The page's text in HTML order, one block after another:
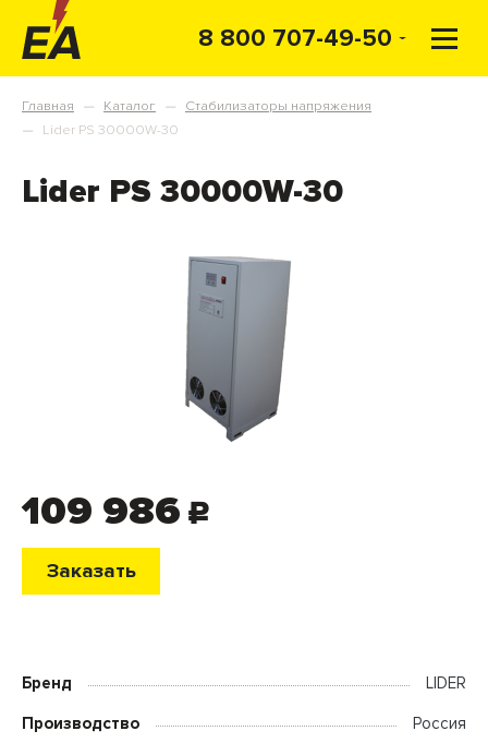
8 800 707-49-50
Главная — Каталог — Стабилизаторы напряжения
— Lider PS 30000W-30
Lider PS 30000W-30
109 986 c
Заказать
Бренд LIDER
Производство Россия